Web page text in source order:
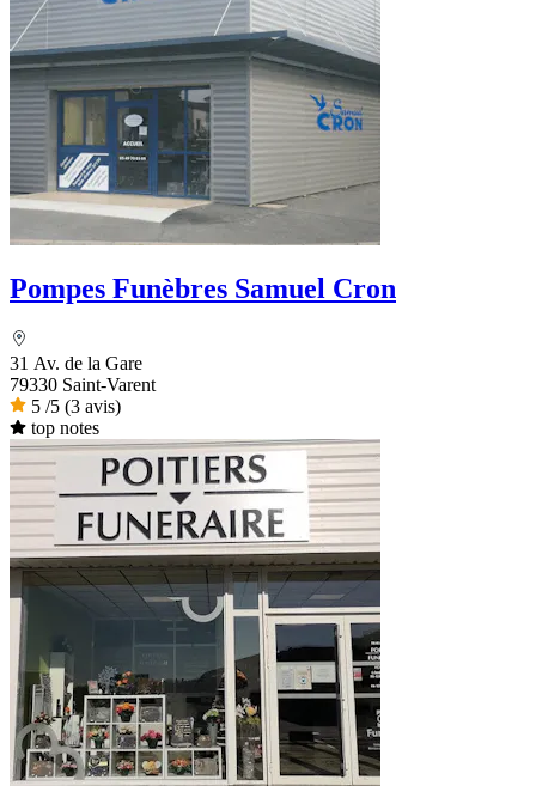
Pompes Funèbres Samuel Cron
31 Av. de la Gare
79330 Saint-Varent
5 /5 (3 avis)
top notes